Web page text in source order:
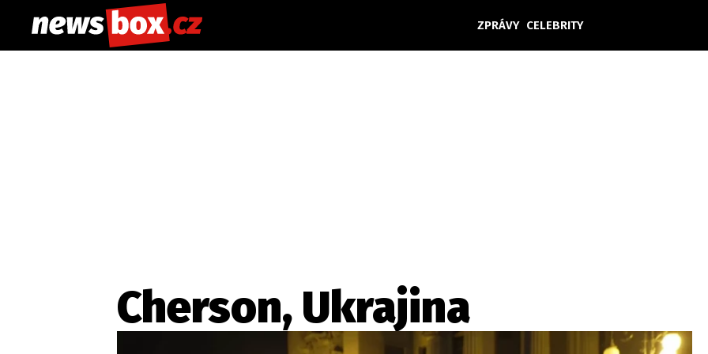
ZPRÁVY CELEBRITY
Etický kodex Redakce Kontakt Vydavatel Inzerce Osobní údaje / Cookies Volná místa
Cherson, Ukrajina